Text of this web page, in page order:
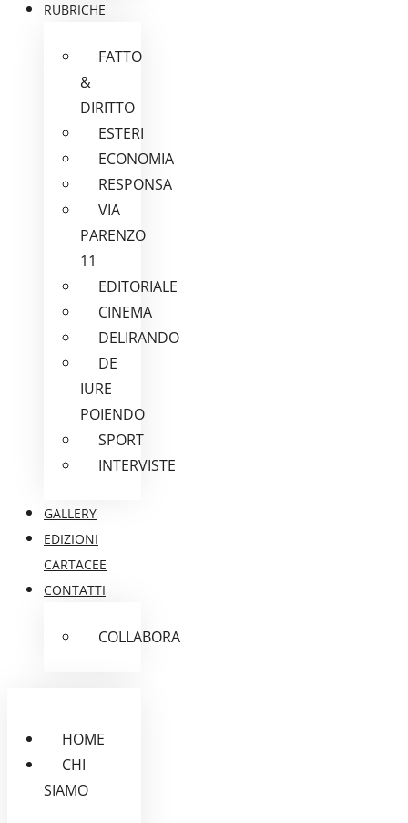
RUBRICHE
FATTO
&
DIRITTO
ESTERI
ECONOMIA
RESPONSA
VIA
PARENZO
11
EDITORIALE
CINEMA
DELIRANDO
DE
IURE
POIENDO
SPORT
INTERVISTE
GALLERY
EDIZIONI
CARTACEE
CONTATTI
COLLABORA
HOME
CHI
SIAMO